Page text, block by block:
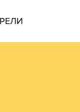
всегда ниже,
так как сырье
виды и типы